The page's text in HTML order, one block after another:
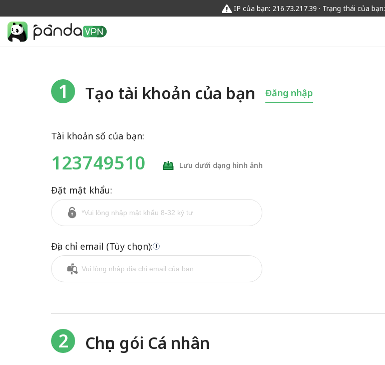
IP của bạn: 216.73.217.39 · Trạng thái của bạn:
1 Tạo tài khoản của bạn Đăng nhập
Tài khoản số của bạn:
123749510 Lưu dưới dạng hình ảnh
Đặt mật khẩu:
Địa chỉ email (Tùy chọn): i
2 Chọn gói Cá nhân